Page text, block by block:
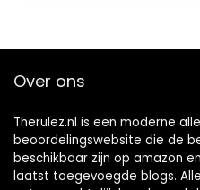
Over ons
Therulez.nl is een moderne
beoordelingswebsite die de
beschikbaar zijn op amazon
laatst toegevoegde blogs.